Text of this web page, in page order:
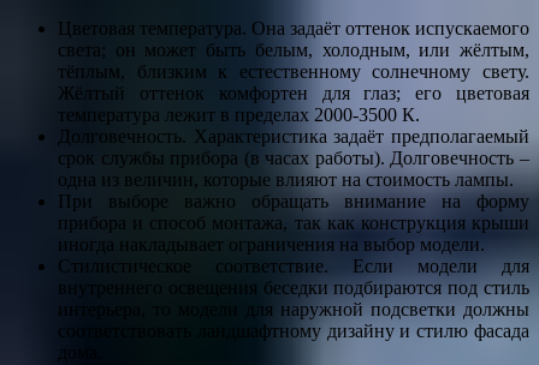
Цветовая температура. Она задаёт оттенок испускаемого
света; он может быть белым, холодным, или жёлтым,
тёплым, близким к естественному солнечному свету.
Жёлтый оттенок комфортен для глаз; его цветовая
температура лежит в пределах 2000-3500 К.
Долговечность. Характеристика задаёт предполагаемый
срок службы прибора (в часах работы). Долговечность –
одна из величин, которые влияют на стоимость лампы.
При выборе важно обращать внимание на форму
прибора и способ монтажа, так как конструкция крыши
иногда накладывает ограничения на выбор модели.
Стилистическое соответствие. Если модели для
внутреннего освещения беседки подбираются под стиль
интерьера, то модели для наружной подсветки должны
соответствовать ландшафтному дизайну и стилю фасада
дома.